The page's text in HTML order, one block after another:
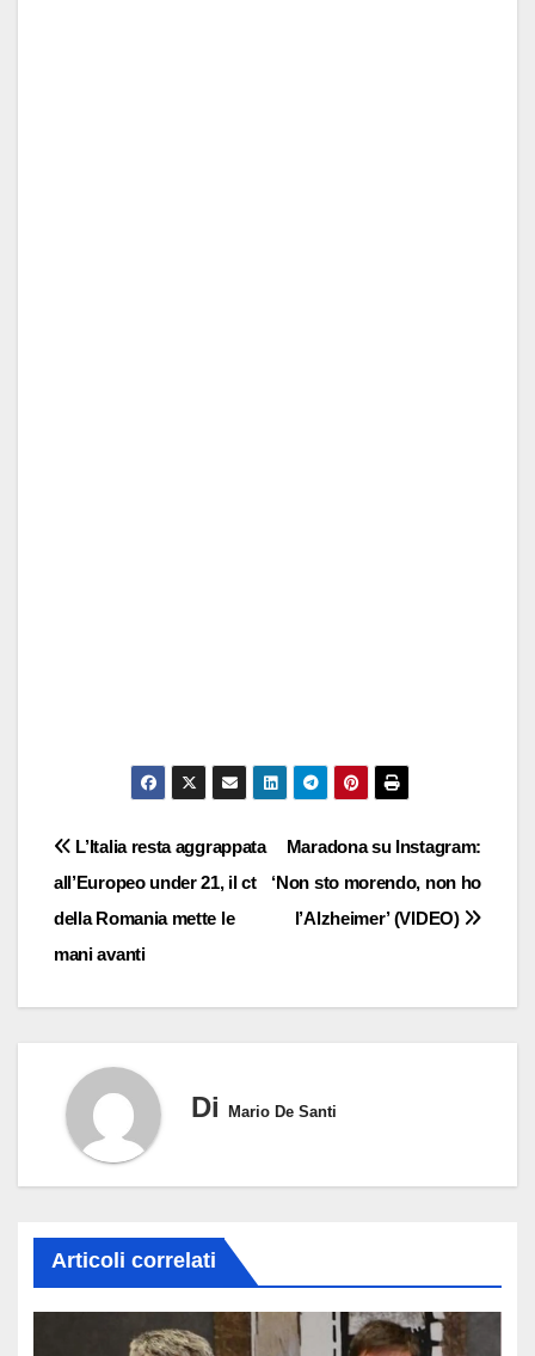
Navigazione
articoli
Maradona su Instagram:
‘Non sto morendo, non ho
l’Alzheimer’ (VIDEO)
L’Italia resta aggrappata
all’Europeo under 21, il ct
della Romania mette le
mani avanti
Di Mario De Santi
Articoli correlati